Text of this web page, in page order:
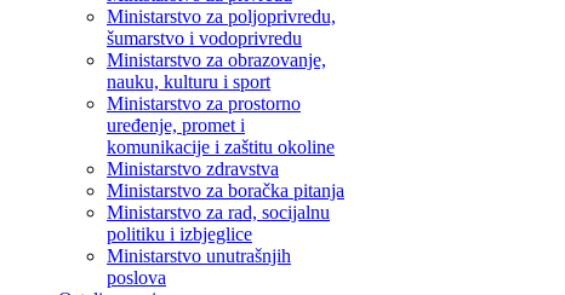
Ministarstvo za poljoprivredu,
šumarstvo i vodoprivredu
Ministarstvo za obrazovanje,
nauku, kulturu i sport
Ministarstvo za prostorno
uređenje, promet i
komunikacije i zaštitu okoline
Ministarstvo zdravstva
Ministarstvo za boračka pitanja
Ministarstvo za rad, socijalnu
politiku i izbjeglice
Ministarstvo unutrašnjih
poslova